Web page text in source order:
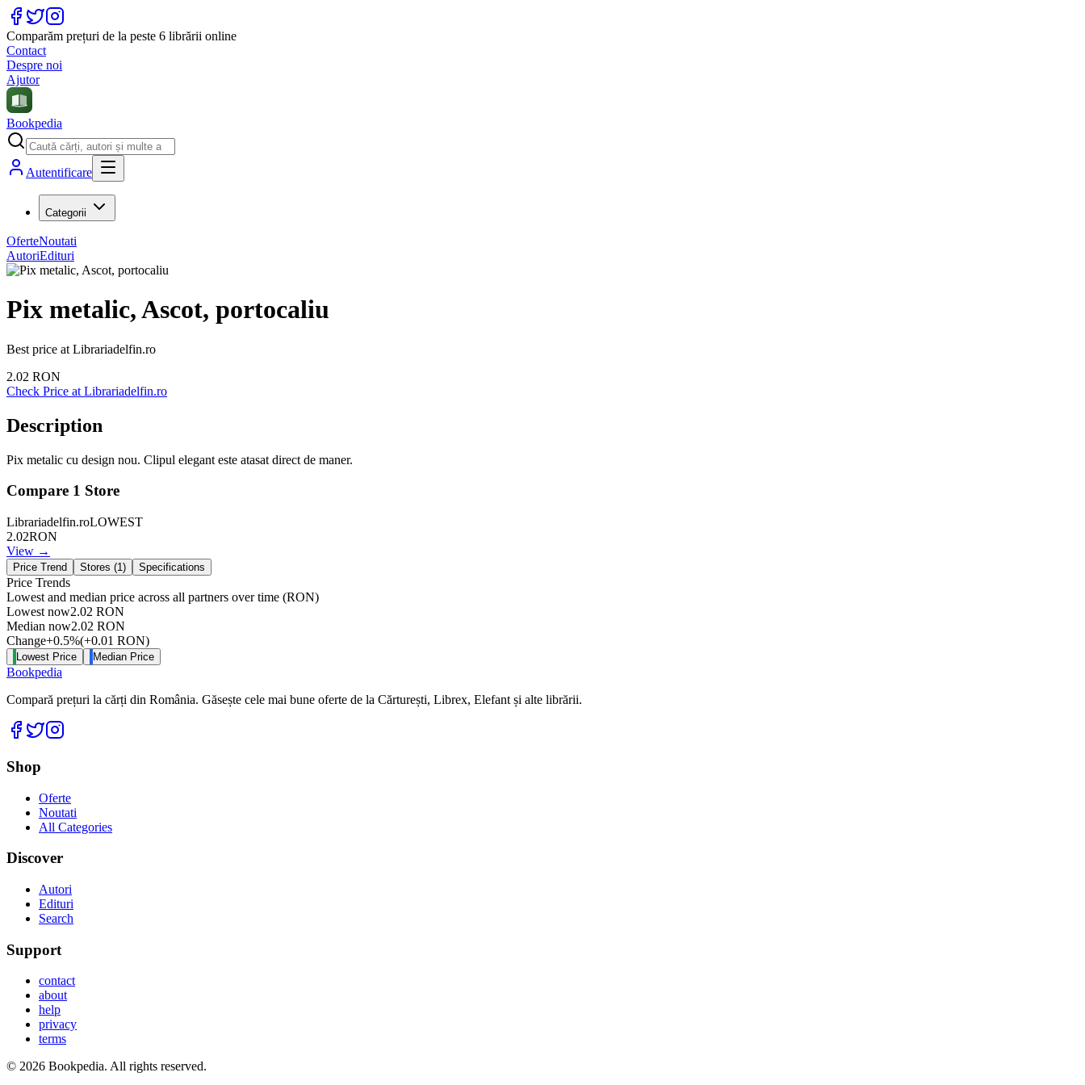
Comparăm prețuri de la peste 6 librării online
Contact
Despre noi
Ajutor
Bookpedia
Autentificare
Categorii
OferteNoutati
AutoriEdituri
Pix metalic, Ascot, portocaliu
Best price at Librariadelfin.ro
2.02 RON
Check Price at Librariadelfin.ro
Description
Pix metalic cu design nou. Clipul elegant este atasat direct de maner.
Compare 1 Store
Librariadelfin.roLOWEST
2.02RON
View →
Price Trend Stores (1) Specifications
Price Trends
Lowest and median price across all partners over time (RON)
Lowest now2.02 RON
Median now2.02 RON
Change+0.5%(+0.01 RON)
Lowest Price Median Price
Bookpedia
Compară prețuri la cărți din România. Găsește cele mai bune oferte de la Cărturești, Librex, Elefant și alte librării.
Facebook
Twitter
Shop
Oferte
Noutati
All Categories
Discover
Autori
Edituri
Search
Support
contact
about
help
privacy
terms
© 2026 Bookpedia. All rights reserved.